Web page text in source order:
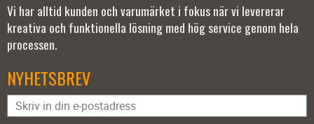
Vi har alltid kunden och varumärket i fokus när vi levererar
kreativa och funktionella lösning med hög service genom hela
processen.
NYHETSBREV